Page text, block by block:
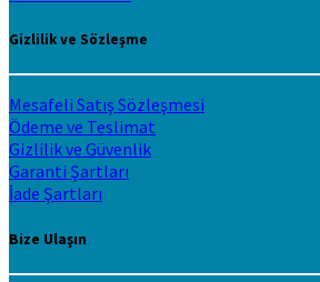
Gizlilik ve Sözleşme
Mesafeli Satış Sözleşmesi
Ödeme ve Teslimat
Gizlilik ve Güvenlik
Garanti Şartları
İade Şartları
Bize Ulaşın